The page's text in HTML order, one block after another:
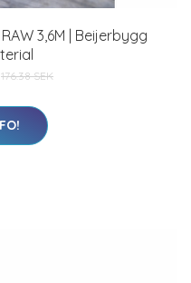
3,6M | Beijerbygg
176.38 SEK